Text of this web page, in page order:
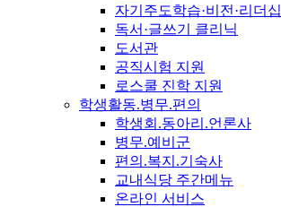
자기주도학습·비전·리더십
독서·글쓰기 클리닉
도서관
공직시험 지원
로스쿨 진학 지원
학생활동.병무.편의
학생회.동아리.언론사
병무.예비군
편의.복지.기숙사
교내식당 주간메뉴
온라인 서비스